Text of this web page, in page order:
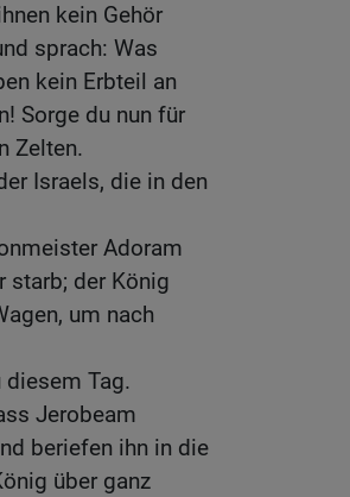
kein Gehör
sprach: Was
kein Erbteil an
Sorge du nun für
Zelten.
Israels, die in den
Adoram
starb; der König
um nach
Tag.
Jerobeam
beriefen ihn in die
über ganz